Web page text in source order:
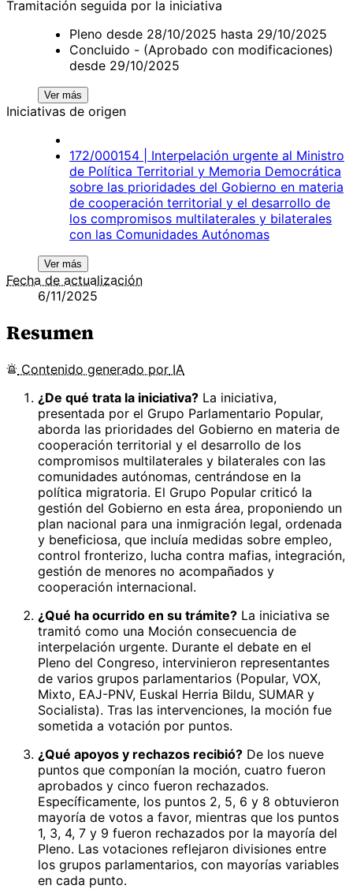
Tramitación seguida por la iniciativa
Pleno desde 28/10/2025 hasta 29/10/2025
Concluido - (Aprobado con modificaciones)
desde 29/10/2025
Ver más
Iniciativas de origen
172/000154 | Interpelación urgente al Ministro
de Política Territorial y Memoria Democrática
sobre las prioridades del Gobierno en materia
de cooperación territorial y el desarrollo de
los compromisos multilaterales y bilaterales
con las Comunidades Autónomas
Ver más
Fecha de actualización
6/11/2025
Resumen
Contenido generado por IA
¿De qué trata la iniciativa? La iniciativa,
presentada por el Grupo Parlamentario Popular,
aborda las prioridades del Gobierno en materia de
cooperación territorial y el desarrollo de los
compromisos multilaterales y bilaterales con las
comunidades autónomas, centrándose en la
política migratoria. El Grupo Popular criticó la
gestión del Gobierno en esta área, proponiendo un
plan nacional para una inmigración legal, ordenada
y beneficiosa, que incluía medidas sobre empleo,
control fronterizo, lucha contra mafias, integración,
gestión de menores no acompañados y
cooperación internacional.
¿Qué ha ocurrido en su trámite? La iniciativa se
tramitó como una Moción consecuencia de
interpelación urgente. Durante el debate en el
Pleno del Congreso, intervinieron representantes
de varios grupos parlamentarios (Popular, VOX,
Mixto, EAJ-PNV, Euskal Herria Bildu, SUMAR y
Socialista). Tras las intervenciones, la moción fue
sometida a votación por puntos.
¿Qué apoyos y rechazos recibió? De los nueve
puntos que componían la moción, cuatro fueron
aprobados y cinco fueron rechazados.
Específicamente, los puntos 2, 5, 6 y 8 obtuvieron
mayoría de votos a favor, mientras que los puntos
1, 3, 4, 7 y 9 fueron rechazados por la mayoría del
Pleno. Las votaciones reflejaron divisiones entre
los grupos parlamentarios, con mayorías variables
en cada punto.